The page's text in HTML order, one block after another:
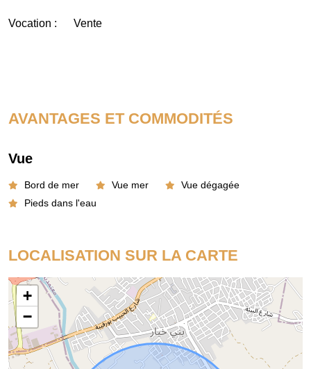
Vocation : Vente
AVANTAGES ET COMMODITÉS
Vue
Bord de mer Vue mer
Vue dégagée
Pieds dans l'eau
LOCALISATION SUR LA CARTE
+
−